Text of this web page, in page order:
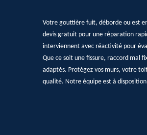
Votre gouttière fuit, déborde ou est
devis gratuit pour une réparation
interviennent avec réactivité pour
Que ce soit une fissure, raccord mal
adaptés. Protégez vos murs, votre
qualité. Notre équipe est à